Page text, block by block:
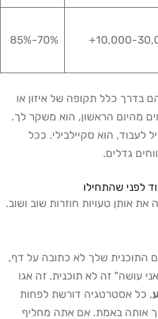
10,000-
70%-85%
הם בדרך כלל תקופה של איזון או
מהיום הראשון, הוא משקר לך.
לעבוד, הוא סקיילבילי. ככל
גדלים.
לפני שהתחילו
את אותן טעויות חוזרות שוב ושוב.
התוכנית שלך לא כתובה על דף,
עושה" זה לא תוכנית. זה אגו
, כל אסטרטגיה דורשת לפחות
אותה באמת. אם אתה מחליף